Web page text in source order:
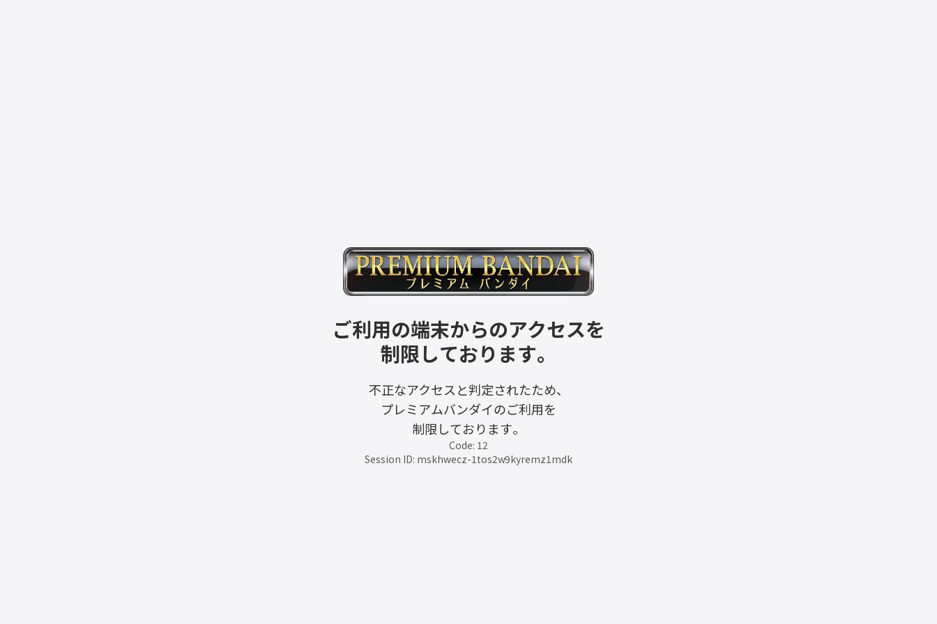
ご利用の端末からのアクセスを
制限しております。
不正なアクセスと判定されたため、
プレミアムバンダイのご利用を
制限しております。
Code: 12
Session ID: mskhwecz-1tos2w9kyremz1mdk